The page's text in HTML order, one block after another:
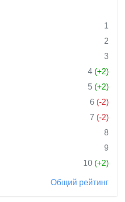
1
2
3
4 (+2)
5 (+2)
6 (-2)
7 (-2)
8
9
10 (+2)
Общий рейтинг